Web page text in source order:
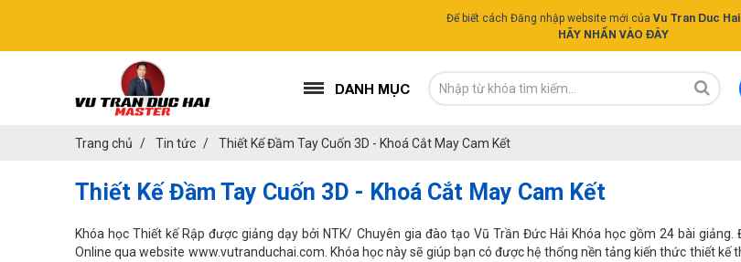
Để biết cách Đăng nhập website mới của Vu Tran Duc
HÃY NHẤN VÀO ĐÂY
DANH MỤC
Trang chủ Tin tức Thiết Kế Đầm Tay Cuốn 3D - Khoá Cắt May Cam Kết
Thiết Kế Đầm Tay Cuốn 3D - Khoá Cắt May Cam Kết
Khóa học Thiết kế Rập được giảng dạy bởi NTK/ Chuyên gia đào tạo Vũ Trần Đức Hải Khóa học gồm 24 bài
Online qua website www.vutranduchai.com. Khóa học này sẽ giúp bạn có được hệ thống nền tảng kiến thức thiết